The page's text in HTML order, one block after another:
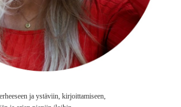
ja ystäviin, kirjoittamiseen,